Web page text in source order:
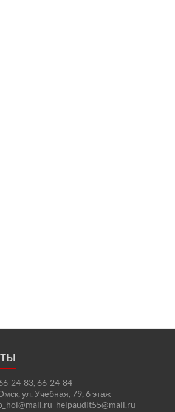
24-83, 66-24-84
ул. Учебная, 79, 6 этаж
helpaudit55@mail.ru